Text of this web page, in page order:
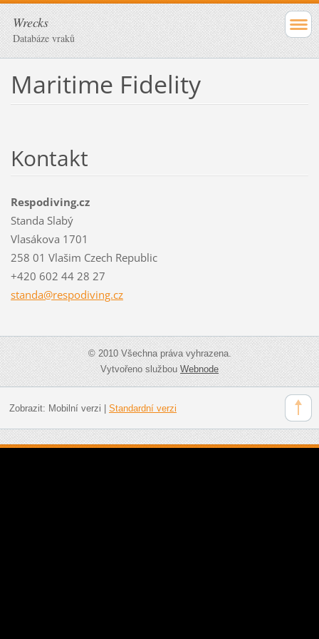
Wrecks
Databáze vraků
Maritime Fidelity
Kontakt
Respodiving.cz
Standa Slabý
Vlasákova 1701
258 01 Vlašim Czech Republic
+420 602 44 28 27
standa@respodiving.cz
© 2010 Všechna práva vyhrazena.
Vytvořeno službouWebnode
Zobrazit: Mobilní verzi Standardní verzi